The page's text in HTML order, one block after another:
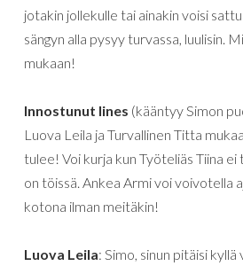
jotakin jollekulle tai ainakin voisi
sängyn alla pysyy turvassa, luulisin.
mukaan!
Innostunut Iines (kääntyy Simon
Luova Leila ja Turvallinen Titta
tulee! Voi kurja kun Työteliäs Tiina ei
on töissä. Ankea Armi voi voivotella
kotona ilman meitäkin!
Luova Leila: Simo, sinun pitäisi